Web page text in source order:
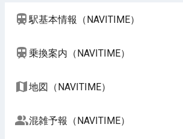
駅基本情報（NAVITIME）
乗換案内（NAVITIME）
地図（NAVITIME）
混雑予報（NAVITIME）